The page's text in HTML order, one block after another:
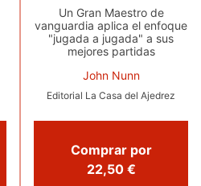
Un Gran Maestro de
vanguardia aplica el enfoque
"jugada a jugada" a sus
mejores partidas
John Nunn
Editorial La Casa del Ajedrez
Comprar por
22,50 €